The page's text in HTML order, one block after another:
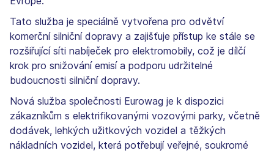
Tato služba je speciálně vytvořena pro odvětví
komerční silniční dopravy a zajišťuje přístup ke stále se
rozšiřující síti nabíječek pro elektromobily, což je dílčí
krok pro snižování emisí a podporu udržitelné
budoucnosti silniční dopravy.
Nová služba společnosti Eurowag je k dispozici
zákazníkům s elektrifikovanými vozovými parky, včetně
dodávek, lehkých užitkových vozidel a těžkých
nákladních vozidel, která potřebují veřejné, soukromé